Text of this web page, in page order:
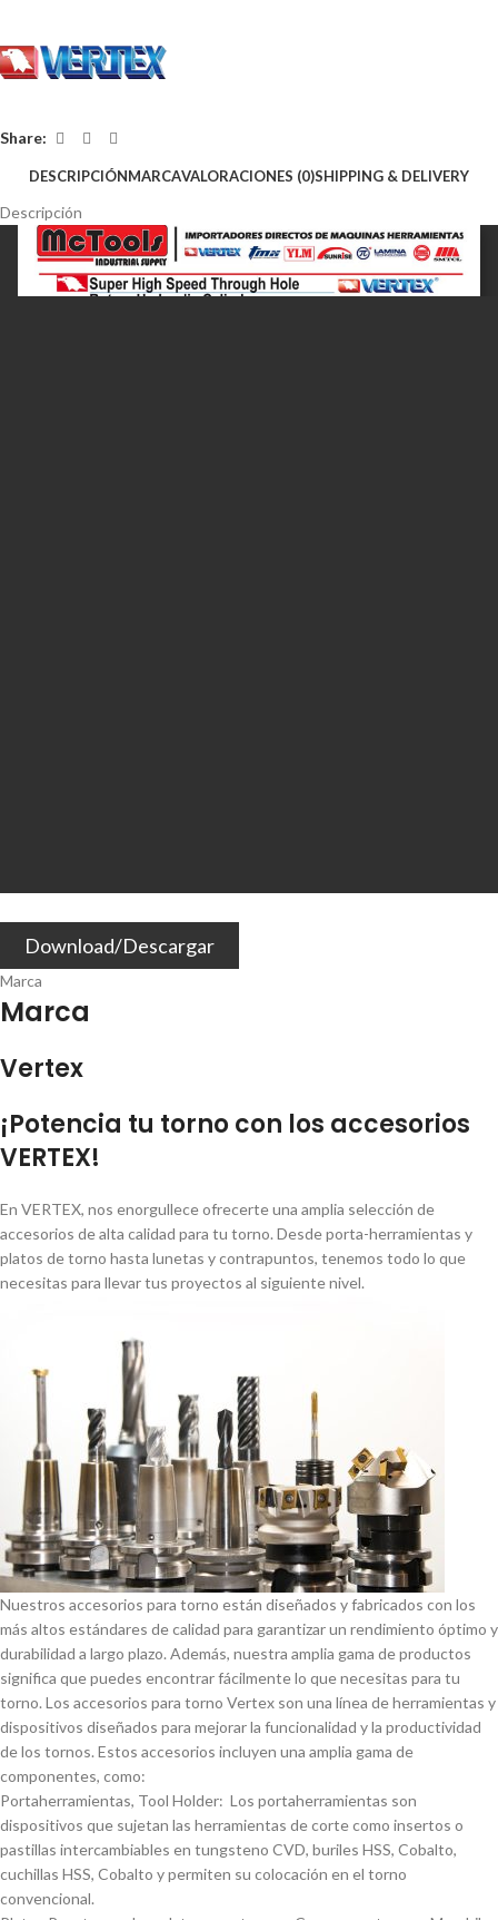
Share:
DESCRIPCIÓNMARCAVALORACIONES (0)SHIPPING & DELIVERY
Descripción
Download/Descargar
Marca
Marca
Vertex
¡Potencia tu torno con los accesorios
VERTEX!
En VERTEX, nos enorgullece ofrecerte una amplia selección de
accesorios de alta calidad para tu torno. Desde porta-herramientas y
platos de torno hasta lunetas y contrapuntos, tenemos todo lo que
necesitas para llevar tus proyectos al siguiente nivel.
Nuestros accesorios para torno están diseñados y fabricados con los
más altos estándares de calidad para garantizar un rendimiento óptimo y
durabilidad a largo plazo. Además, nuestra amplia gama de productos
significa que puedes encontrar fácilmente lo que necesitas para tu
torno. Los accesorios para torno Vertex son una lí­nea de herramientas y
dispositivos diseñados para mejorar la funcionalidad y la productividad
de los tornos. Estos accesorios incluyen una amplia gama de
componentes, como:
Portaherramientas, Tool Holder: Los portaherramientas son
dispositivos que sujetan las herramientas de corte como insertos o
pastillas intercambiables en tungsteno CVD, buriles HSS, Cobalto,
cuchillas HSS, Cobalto y permiten su colocación en el torno
convencional.